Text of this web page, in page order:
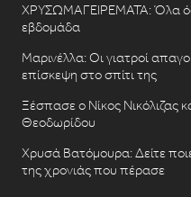
ΧΡΥΣΩΜΑΓΕΙΡΕΜΑΤΑ: Όλα
εβδομάδα
Μαρινέλλα: Οι γιατροί
επίσκεψη στο σπίτι της
Ξέσπασε ο Νίκος Νικόλιζας
Θεοδωρίδου
Χρυσά Βατόμουρα: Δείτε
της χρονιάς που πέρασε